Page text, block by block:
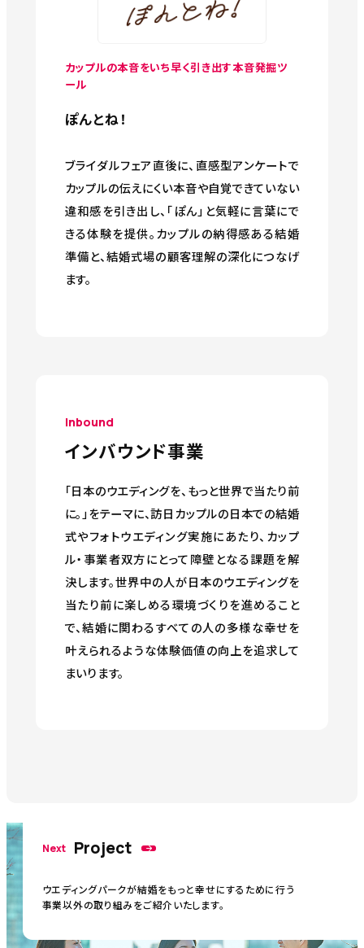
カップルの本音をいち早く引き出す本音発掘ツ
ール
ぽんとね！
ブライダルフェア直後に、直感型アンケートで
カップルの伝えにくい本音や自覚できていない
違和感を引き出し、「ぽん」と気軽に言葉にで
きる体験を提供。カップルの納得感ある結婚
準備と、結婚式場の顧客理解の深化につなげ
ます。
Inbound
インバウンド事業
「日本のウエディングを、もっと世界で当たり前
に。」をテーマに、訪日カップルの日本での結婚
式やフォトウエディング実施にあたり、カップ
ル・事業者双方にとって障壁となる課題を解
決します。世界中の人が日本のウエディングを
当たり前に楽しめる環境づくりを進めること
で、結婚に関わるすべての人の多様な幸せを
叶えられるような体験価値の向上を追求して
まいります。
Next Project
ウエディングパークが結婚をもっと幸せにするために行う
事業以外の取り組みをご紹介いたします。